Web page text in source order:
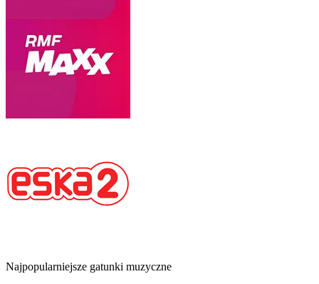
Najpopularniejsze gatunki muzyczne